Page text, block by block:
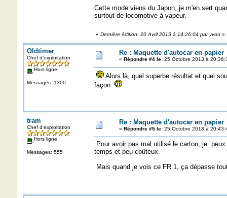
Cette mode viens du Japon, je m'en sert
surtout de locomotive à vapeur.
« Dernière édition: 20 Avril 2015 à 14:26:04 par yvon »
Oldtimer
Chef d'exploitation
Hors ligne
Messages: 1300
Re : Maquette d'autocar en papier
« Répondre #4 le:25 Octobre 2013 à
Alors là, quel superbe résultat et quel
façon
tram
Chef d'exploitation
Hors ligne
Messages: 555
Re : Maquette d'autocar en papier
« Répondre #5 le:25 Octobre 2013 à
Pour avoir pas mal utilisé le carton, je
temps et peu coûteux.
Mais quand je vois ce FR 1, ça dépasse